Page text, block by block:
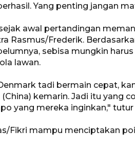
Yang penting jangan
awal pertandingan
Rasmus/Frederik.
sebisa mungkin
lawan.
tadi bermain cepat,
kemarin. Jadi itu yang
yang mereka inginkan," tutur
Fikri mampu menciptakan